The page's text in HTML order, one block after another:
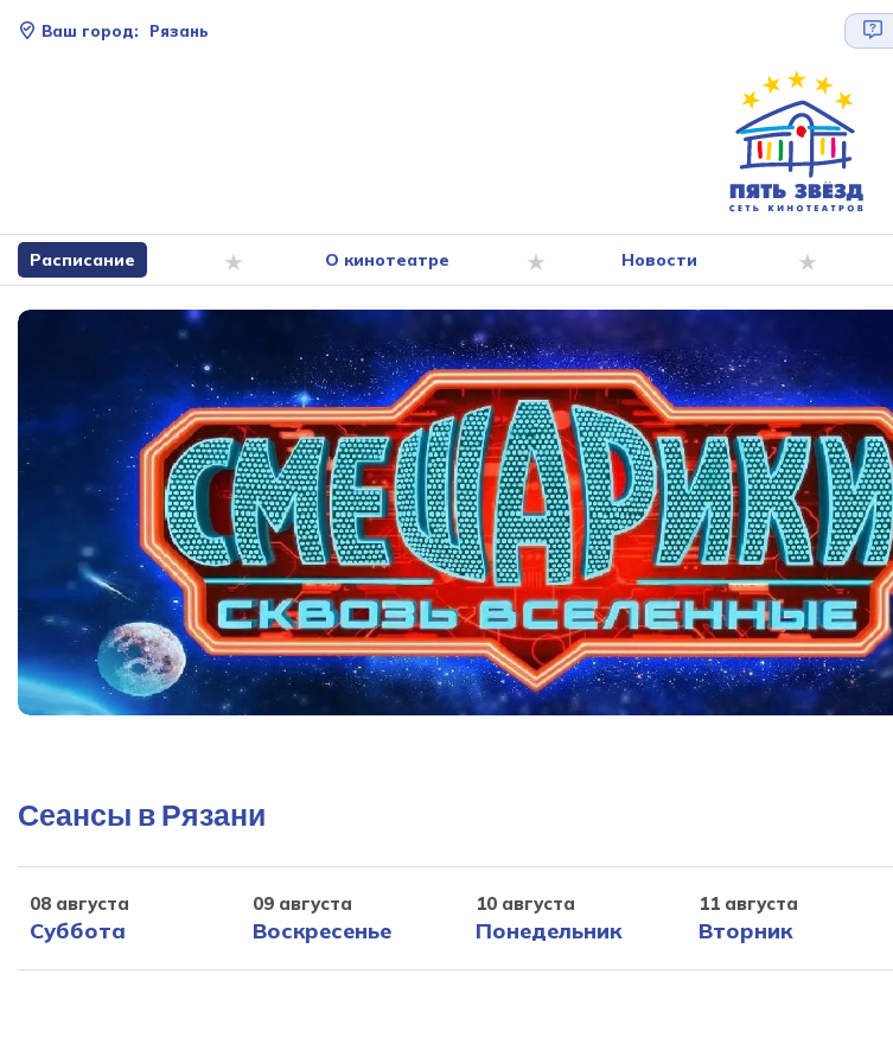
Ваш город: Рязань
Расписание О кинотеатре Новости
Сеансы в Рязани
08 августа
Суббота
09 августа
Воскресенье
10 августа
Понедельник
11 августа
Вторник